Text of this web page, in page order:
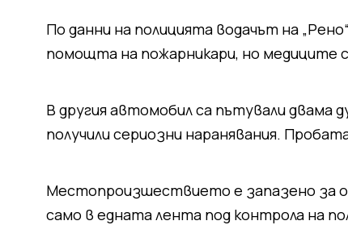
По данни на полицията водачът на
помощта на пожарникари, но медиците
В другия автомобил са пътували двама
получили сериозни наранявания.
Местопроизшествието е запазено за
само в едната лента под контрола на